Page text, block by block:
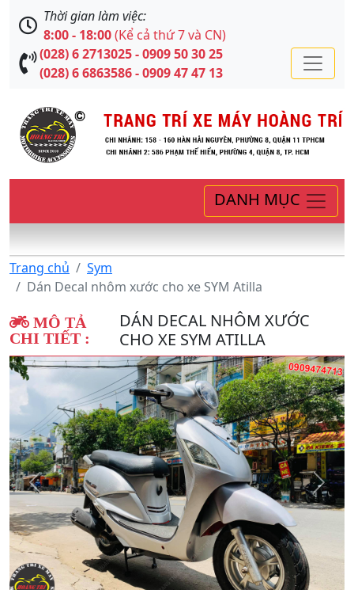
Thời gian làm việc:
8:00 - 18:00(Kể cả thứ 7 và CN)
(028) 6 2713025 - 0909 50 30 25
(028) 6 6863586 - 0909 47 47 13
DANH MỤC
Trang chủ
Sym
Dán Decal nhôm xước cho xe SYM Atilla
MÔ TẢ
CHI TIẾT :
DÁN DECAL NHÔM XƯỚC
CHO XE SYM ATILLA
Quay
Lại
Tiếp
theo